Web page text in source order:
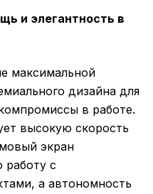
и элегантность в
максимальной
дизайна для
в работе.
высокую скорость
экран
работу с
а автономность